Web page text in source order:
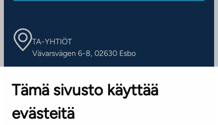
Tämä sivusto käyttää
evästeitä
TA-YHTIÖT
Vävarsvägen 6-8, 02630 Esbo
Kontaktinformation
KUNDSERVICE